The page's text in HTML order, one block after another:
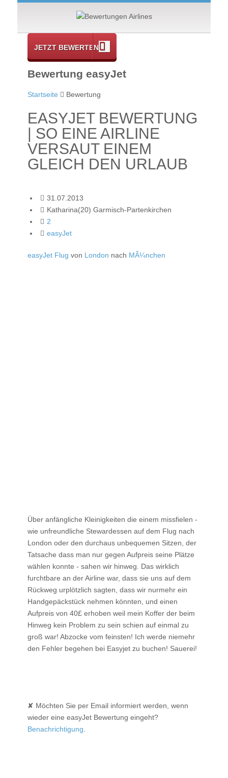
JETZT BEWERTEN
Bewertung easyJet
Startseite Bewertung
EASYJET BEWERTUNG
| SO EINE AIRLINE
VERSAUT EINEM
GLEICH DEN URLAUB
31.07.2013
Katharina(20) Garmisch-Partenkirchen
2
easyJet
easyJet Flug von London nach MÃ¼nchen
Über anfängliche Kleinigkeiten die einem missfielen -
wie unfreundliche Stewardessen auf dem Flug nach
London oder den durchaus unbequemen Sitzen, der
Tatsache dass man nur gegen Aufpreis seine Plätze
wählen konnte - sahen wir hinweg. Das wirklich
furchtbare an der Airline war, dass sie uns auf dem
Rückweg urplötzlich sagten, dass wir nurmehr ein
Handgepäckstück nehmen könnten, und einen
Aufpreis von 40£ erhoben weil mein Koffer der beim
Hinweg kein Problem zu sein schien auf einmal zu
groß war! Abzocke vom feinsten! Ich werde niemehr
den Fehler begehen bei Easyjet zu buchen! Sauerei!
✘ Möchten Sie per Email informiert werden, wenn
wieder eine easyJet Bewertung eingeht?
Benachrichtigung